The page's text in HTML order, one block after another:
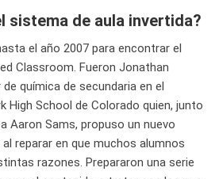
sistema de aula invertida?
el año 2007 para encontrar el
Classroom. Fueron Jonathan
química de secundaria en el
High School de Colorado quien, junto
Aaron Sams, propuso un nuevo
reparar en que muchos alumnos
razones. Prepararon una serie